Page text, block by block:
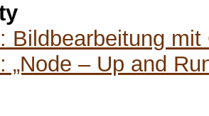
Bildbearbeitung mit
„Node – Up and